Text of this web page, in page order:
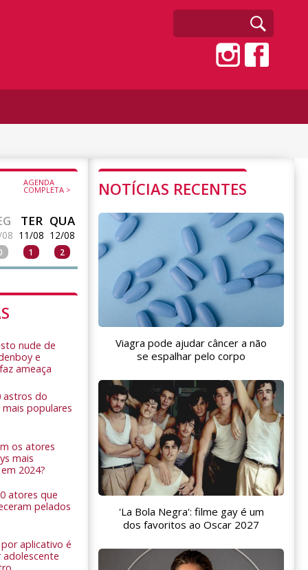
AGENDA
COMPLETA >
TER
11/08
1
QUA
12/08
2
nude de
e
ameaça
astros do
populares
os atores
mais
2024?
atores que
pelados
aplicativo é
NOTÍCIAS RECENTES
Viagra pode ajudar câncer a não
se espalhar pelo corpo
'La Bola Negra': filme gay é um
dos favoritos ao Oscar 2027